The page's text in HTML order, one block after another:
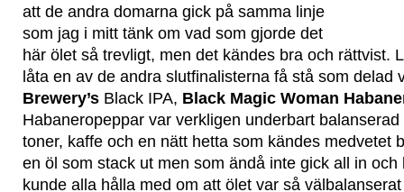
att de andra domarna gick på samma linje
som jag i mitt tänk om vad som gjorde det
här ölet så trevligt, men det kändes bra och rättvist.
låta en av de andra slutfinalisterna få stå som delad
Brewery’s Black IPA, Black Magic Woman
Habaneropeppar var verkligen underbart
toner, kaffe och en nätt hetta som kändes medvetet
en öl som stack ut men som ändå inte gick all in och
kunde alla hålla med om att ölet var så